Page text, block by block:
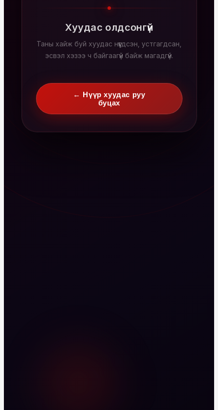
Хуудас олдсонгүй
Таны хайж буй хуудас нүүгдсэн, устгагдсан,
эсвэл хэзээ ч байгаагүй байж магадгүй.
← Нүүр хуудас руу
буцах